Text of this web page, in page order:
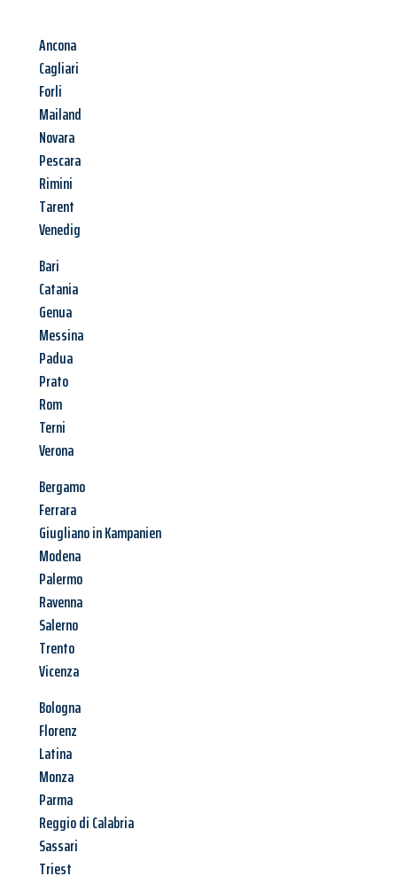
Ancona
Cagliari
Forli
Mailand
Novara
Pescara
Rimini
Tarent
Venedig
Bari
Catania
Genua
Messina
Padua
Prato
Rom
Terni
Verona
Bergamo
Ferrara
Giugliano in Kampanien
Modena
Palermo
Ravenna
Salerno
Trento
Vicenza
Bologna
Florenz
Latina
Monza
Parma
Reggio di Calabria
Sassari
Triest